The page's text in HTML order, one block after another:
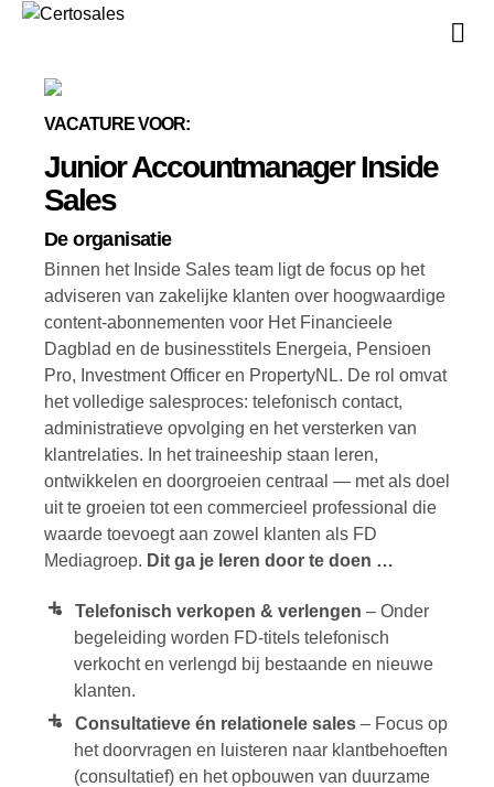
VACATURE VOOR:
Junior Accountmanager Inside
Sales
De organisatie
Binnen het Inside Sales team ligt de focus op het
adviseren van zakelijke klanten over hoogwaardige
content-abonnementen voor Het Financieele
Dagblad en de businesstitels Energeia, Pensioen
Pro, Investment Officer en PropertyNL. De rol omvat
het volledige salesproces: telefonisch contact,
administratieve opvolging en het versterken van
klantrelaties. In het traineeship staan leren,
ontwikkelen en doorgroeien centraal — met als doel
uit te groeien tot een commercieel professional die
waarde toevoegt aan zowel klanten als FD
Mediagroep. Dit ga je leren door te doen …
Telefonisch verkopen & verlengen – Onder
begeleiding worden FD-titels telefonisch
verkocht en verlengd bij bestaande en nieuwe
klanten.
Consultatieve én relationele sales – Focus op
het doorvragen en luisteren naar klantbehoeften
(consultatief) en het opbouwen van duurzame